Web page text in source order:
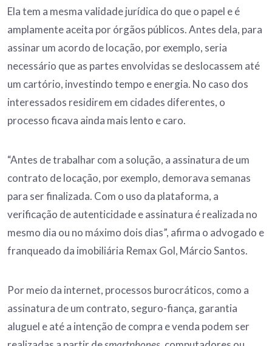
Ela tem a mesma validade jurídica do que o papel e é
amplamente aceita por órgãos públicos. Antes dela, para
assinar um acordo de locação, por exemplo, seria
necessário que as partes envolvidas se deslocassem até
um cartório, investindo tempo e energia. No caso dos
interessados residirem em cidades diferentes, o
processo ficava ainda mais lento e caro.
“Antes de trabalhar com a solução, a assinatura de um
contrato de locação, por exemplo, demorava semanas
para ser finalizada. Com o uso da plataforma, a
verificação de autenticidade e assinatura é realizada no
mesmo dia ou no máximo dois dias”, afirma o advogado e
franqueado da imobiliária Remax Gol, Márcio Santos.
Por meio da internet, processos burocráticos, como a
assinatura de um contrato, seguro-fiança, garantia
aluguel e até a intenção de compra e venda podem ser